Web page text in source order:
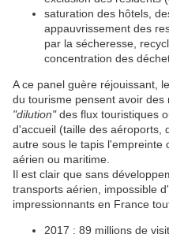
saturation des hôtels,
appauvrissement des
par la sécheresse,
concentration des
A ce panel guère réjouissant,
du tourisme pensent avoir
"dilution"des flux touristiques
d'accueil (taille des aéroports,
autre sous le tapis l'empreinte
aérien ou maritime.
Il est clair que sans
transports aérien, impossible
impressionnants en France
2017 : 89 millions de